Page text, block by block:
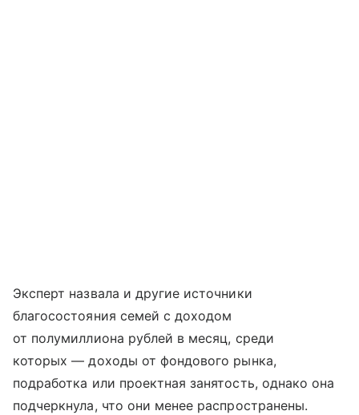
Эксперт назвала и другие источники
благосостояния семей с доходом
от полумиллиона рублей в месяц, среди
которых — доходы от фондового рынка,
подработка или проектная занятость, однако она
подчеркнула, что они менее распространены.